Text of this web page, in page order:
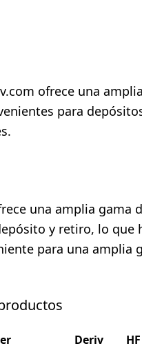
ofrece una
para
una amplia gama
y retiro, lo que
para una amplia
Deriv